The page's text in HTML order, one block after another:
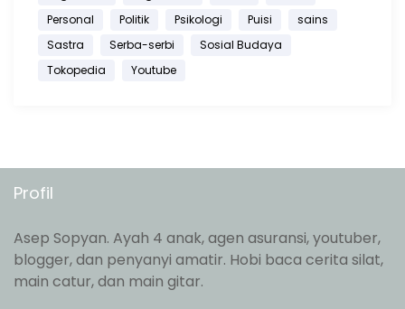
Personal
Politik Psikologi Puisi
sains
Sastra
Serba-serbi
Sosial Budaya
Tokopedia
Youtube
Profil
Asep Sopyan. Ayah 4 anak, agen asuransi, youtuber,
blogger, dan penyanyi amatir. Hobi baca cerita silat,
main catur, dan main gitar.